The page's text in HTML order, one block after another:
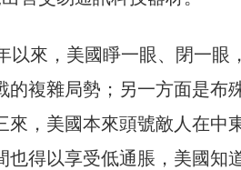
以來，美國睜一眼、閉一眼
的複雜局勢；另一方面是布
來，美國本來頭號敵人在中
也得以享受低通脹，美國知